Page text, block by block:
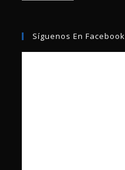
Síguenos En Facebook